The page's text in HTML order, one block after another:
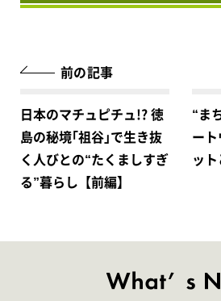
前の記事
日本のマチュピチュ!? 徳
島の秘境｢祖谷｣で生き抜
く人びとの“たくましすぎ
る”暮らし【前編】
“ま
ー
ッ